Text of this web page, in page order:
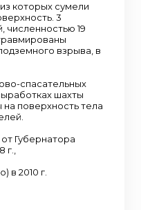
которых сумели
3
численностью 19
взрыва, в
спасательных
шахты
поверхность тела
Губернатора
в 2010 г.